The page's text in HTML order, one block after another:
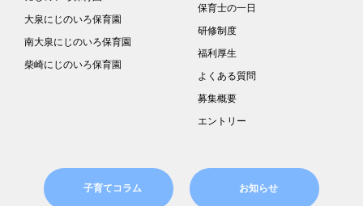
大泉にじのいろ保育園
南大泉にじのいろ保育園
柴崎にじのいろ保育園
保育士の一日
研修制度
福利厚生
よくある質問
募集概要
エントリー
子育てコラム お知らせ